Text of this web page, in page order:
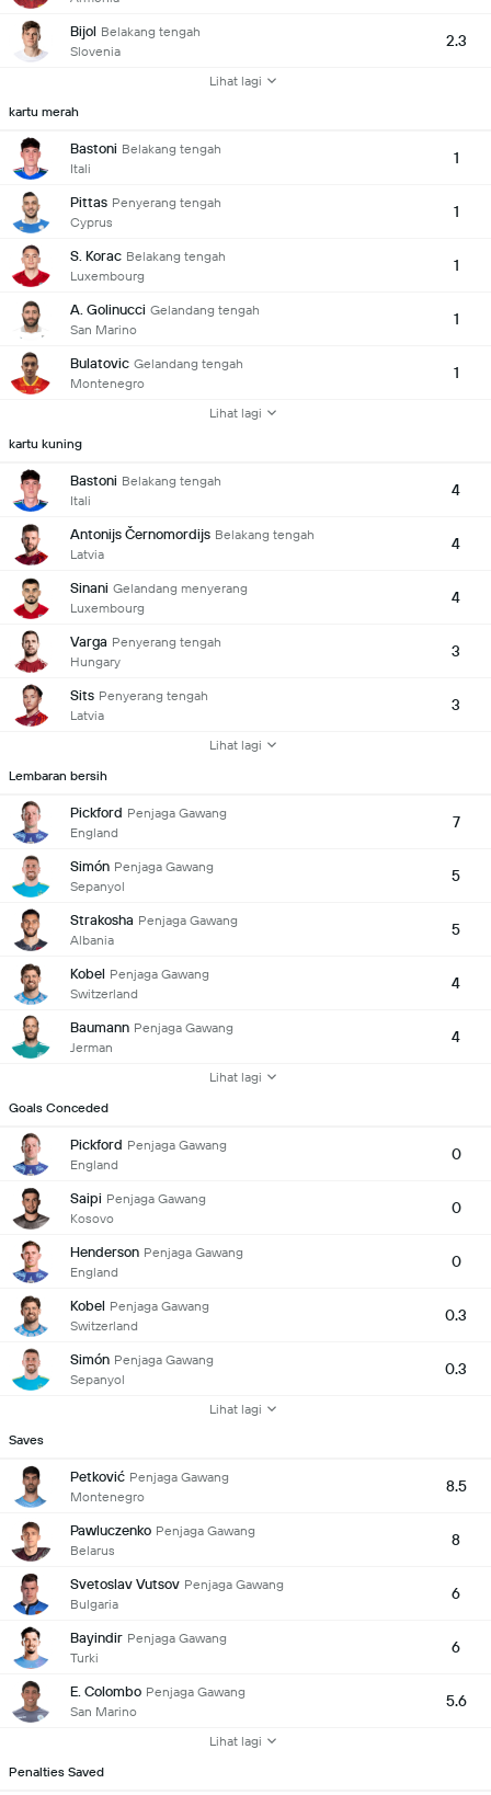
Bijol Belakang tengah
Slovenia
2.3
Lihat lagi
kartu merah
Bastoni Belakang tengah
Itali
1
Pittas Penyerang tengah
Cyprus
1
S. Korac Belakang tengah
Luxembourg
1
A. Golinucci Gelandang tengah
San Marino
1
Bulatovic Gelandang tengah
Montenegro
1
Lihat lagi
kartu kuning
Bastoni Belakang tengah
Itali
4
Antonijs Černomordijs Belakang tengah
Latvia
4
Sinani Gelandang menyerang
Luxembourg
4
Varga Penyerang tengah
Hungary
3
Sits Penyerang tengah
Latvia
3
Lihat lagi
Lembaran bersih
Pickford Penjaga Gawang
England
7
Simón Penjaga Gawang
Sepanyol
5
Strakosha Penjaga Gawang
Albania
5
Kobel Penjaga Gawang
Switzerland
4
Baumann Penjaga Gawang
Jerman
4
Lihat lagi
Goals Conceded
Pickford Penjaga Gawang
England
0
Saipi Penjaga Gawang
Kosovo
0
Henderson Penjaga Gawang
England
0
Kobel Penjaga Gawang
Switzerland
0.3
Simón Penjaga Gawang
Sepanyol
0.3
Lihat lagi
Saves
Petković Penjaga Gawang
Montenegro
8.5
Pawluczenko Penjaga Gawang
Belarus
8
Svetoslav Vutsov Penjaga Gawang
Bulgaria
6
Bayindir Penjaga Gawang
Turki
6
E. Colombo Penjaga Gawang
San Marino
5.6
Lihat lagi
Penalties Saved